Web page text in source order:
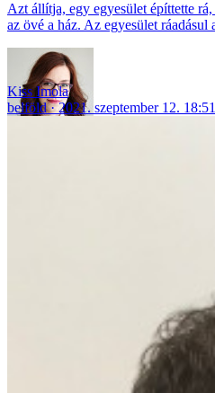
Azt állítja, egy egyesület építtette
az övé a ház. Az egyesület ráadásul
Kiss Imola
belföld
2021. szeptember 12. 18:51